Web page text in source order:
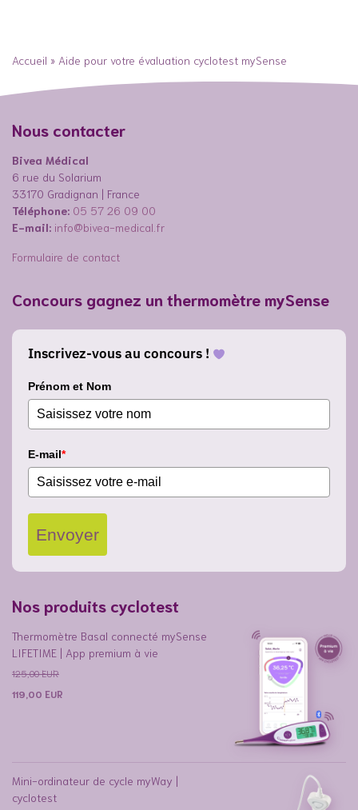
Accueil » Aide pour votre évaluation cyclotest mySense
Nous contacter
Bivea Médical
6 rue du Solarium
33170 Gradignan | France
Téléphone: 05 57 26 09 00
E-mail: info@bivea-medical.fr
Formulaire de contact
Concours gagnez un thermomètre mySense
Inscrivez-vous au concours !
Prénom et Nom
E-mail*
Envoyer
Nos produits cyclotest
Thermomètre Basal connecté mySense
LIFETIME | App premium à vie
125,00EUR
119,00 EUR
Mini-ordinateur de cycle myWay |
cyclotest